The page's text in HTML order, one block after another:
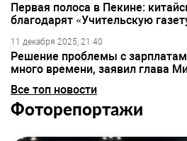
Первая полоса в Пекине:
благодарят «Учительскую
11 декабря 2025, 21:40
Решение проблемы с
много времени, заявил глава
Все топ новости
Фоторепортажи